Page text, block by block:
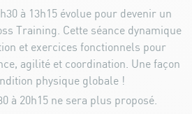
à 13h15 évolue pour devenir un
Training. Cette séance dynamique
et exercices fonctionnels pour
agilité et coordination. Une façon
physique globale !
à 20h15 ne sera plus proposé.